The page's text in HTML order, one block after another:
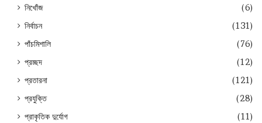
নিখোঁজ
(6)
নির্বাচন
(131)
পাঁচমিশালি
(76)
প্রচ্ছদ
(12)
প্রতারনা
(121)
প্রযুক্তি
(28)
প্রাকৃতিক দুর্যোগ
(11)